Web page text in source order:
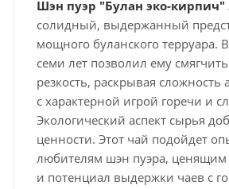
Шэн пуэр "Булан эко-кирпич"
солидный, выдержанный
мощного буланского терруара.
семи лет позволил ему
резкость, раскрывая сложность
с характерной игрой горечи и
Экологический аспект сырья
ценности. Этот чай подойдет
любителям шэн пуэра, ценящим
и потенциал выдержки чаев с